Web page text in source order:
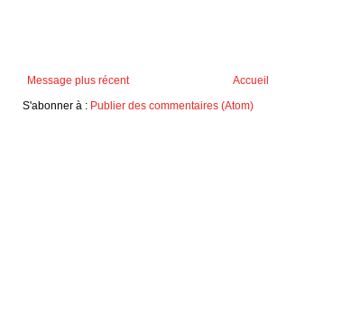
Message plus récent
Accueil
S'abonner à : Publier des commentaires (Atom)